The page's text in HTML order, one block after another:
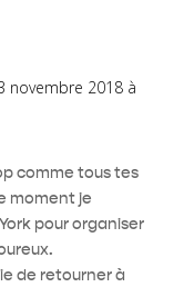
novembre 2018 à
comme tous tes
moment je
pour organiser
de retourner à